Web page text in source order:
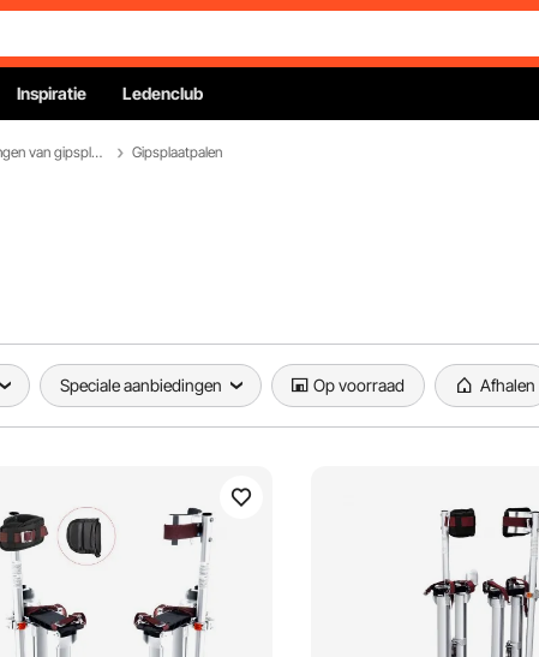
Inspiratie Ledenclub
Gereedschap voor het ophangen van gipsplaten Gipsplaatpalen
Speciale aanbiedingen Op voorraad Afhalen